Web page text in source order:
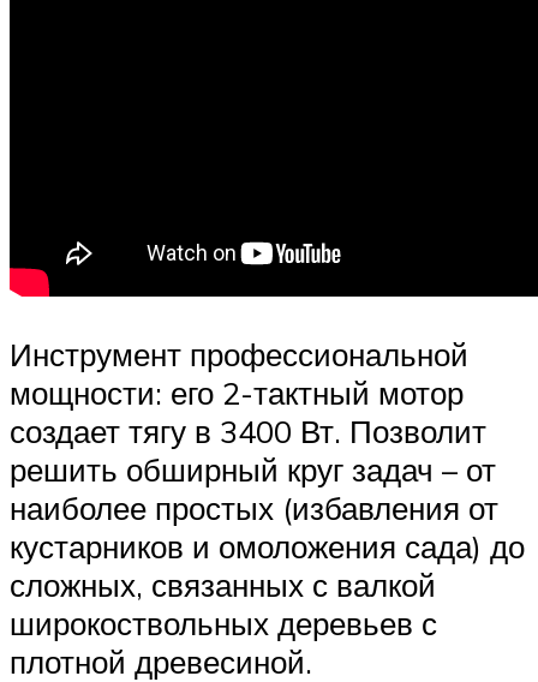
Инструмент профессиональной
мощности: его 2-тактный мотор
создает тягу в 3400 Вт. Позволит
решить обширный круг задач – от
наиболее простых (избавления от
кустарников и омоложения сада) до
сложных, связанных с валкой
широкоствольных деревьев с
плотной древесиной.